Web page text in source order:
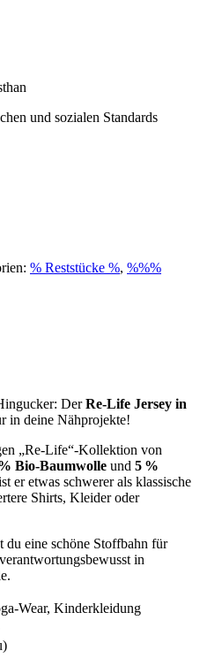
und sozialen Standards
% Reststücke %, %%%
DerRe-Life Jersey in
in deine Nähprojekte!
„Re-Life“-Kollektion von
Bio-Baumwolle und 5 %
er etwas schwerer als klassische
Shirts, Kleider oder
du eine schöne Stoffbahn für
in
Wear, Kinderkleidung